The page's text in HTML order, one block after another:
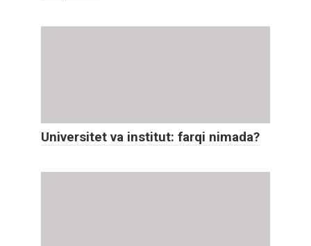
Universitet va institut: farqi nimada?